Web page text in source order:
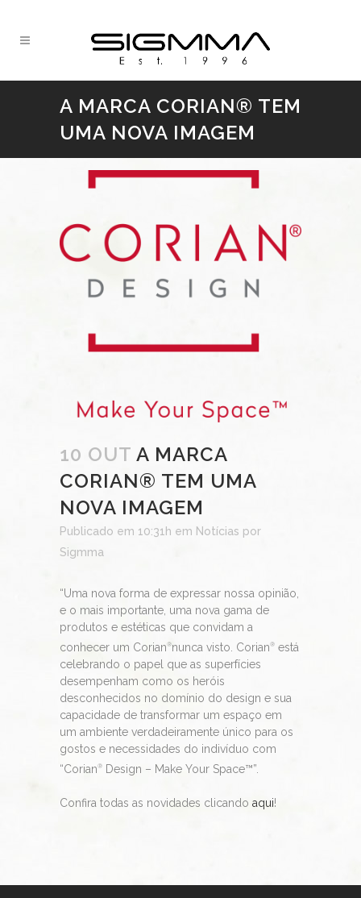
A MARCA CORIAN® TEM
UMA NOVA IMAGEM
10 OUT A MARCA
CORIAN® TEM UMA
NOVA IMAGEM
Publicado em 10:31h em Notícias por
Sigmma
“Uma nova forma de expressar nossa opinião,
e o mais importante, uma nova gama de
produtos e estéticas que convidam a
conhecer um Corian®nunca visto. Corian® está
celebrando o papel que as superfícies
desempenham como os heróis
desconhecidos no domínio do design e sua
capacidade de transformar um espaço em
um ambiente verdadeiramente único para os
gostos e necessidades do indivíduo com
“Corian® Design – Make Your Space™”.
Confira todas as novidades clicando aqui!